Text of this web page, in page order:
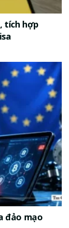
tích hợp
đảo mạo